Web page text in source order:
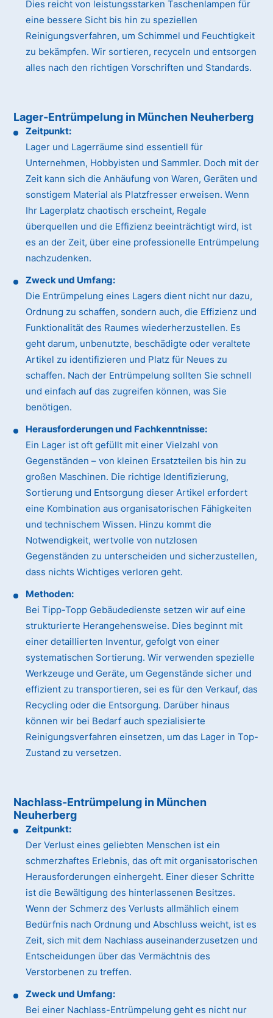
Dies reicht von leistungsstarken Taschenlampen für
eine bessere Sicht bis hin zu speziellen
Reinigungsverfahren, um Schimmel und Feuchtigkeit
zu bekämpfen. Wir sortieren, recyceln und entsorgen
alles nach den richtigen Vorschriften und Standards.
Lager-Entrümpelung in München Neuherberg
Zeitpunkt:
Lager und Lagerräume sind essentiell für
Unternehmen, Hobbyisten und Sammler. Doch mit der
Zeit kann sich die Anhäufung von Waren, Geräten und
sonstigem Material als Platzfresser erweisen. Wenn
Ihr Lagerplatz chaotisch erscheint, Regale
überquellen und die Effizienz beeinträchtigt wird, ist
es an der Zeit, über eine professionelle Entrümpelung
nachzudenken.
Zweck und Umfang:
Die Entrümpelung eines Lagers dient nicht nur dazu,
Ordnung zu schaffen, sondern auch, die Effizienz und
Funktionalität des Raumes wiederherzustellen. Es
geht darum, unbenutzte, beschädigte oder veraltete
Artikel zu identifizieren und Platz für Neues zu
schaffen. Nach der Entrümpelung sollten Sie schnell
und einfach auf das zugreifen können, was Sie
benötigen.
Herausforderungen und Fachkenntnisse:
Ein Lager ist oft gefüllt mit einer Vielzahl von
Gegenständen – von kleinen Ersatzteilen bis hin zu
großen Maschinen. Die richtige Identifizierung,
Sortierung und Entsorgung dieser Artikel erfordert
eine Kombination aus organisatorischen Fähigkeiten
und technischem Wissen. Hinzu kommt die
Notwendigkeit, wertvolle von nutzlosen
Gegenständen zu unterscheiden und sicherzustellen,
dass nichts Wichtiges verloren geht.
Methoden:
Bei Tipp-Topp Gebäudedienste setzen wir auf eine
strukturierte Herangehensweise. Dies beginnt mit
einer detaillierten Inventur, gefolgt von einer
systematischen Sortierung. Wir verwenden spezielle
Werkzeuge und Geräte, um Gegenstände sicher und
effizient zu transportieren, sei es für den Verkauf, das
Recycling oder die Entsorgung. Darüber hinaus
können wir bei Bedarf auch spezialisierte
Reinigungsverfahren einsetzen, um das Lager in Top-
Zustand zu versetzen.
Nachlass-Entrümpelung in München
Neuherberg
Zeitpunkt:
Der Verlust eines geliebten Menschen ist ein
schmerzhaftes Erlebnis, das oft mit organisatorischen
Herausforderungen einhergeht. Einer dieser Schritte
ist die Bewältigung des hinterlassenen Besitzes.
Wenn der Schmerz des Verlusts allmählich einem
Bedürfnis nach Ordnung und Abschluss weicht, ist es
Zeit, sich mit dem Nachlass auseinanderzusetzen und
Entscheidungen über das Vermächtnis des
Verstorbenen zu treffen.
Zweck und Umfang:
Bei einer Nachlass-Entrümpelung geht es nicht nur